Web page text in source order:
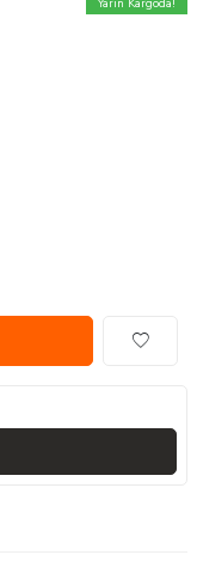
Yarın Kargoda!